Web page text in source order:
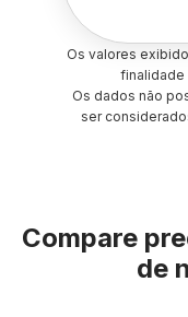
Os valores
finalidade
Os dados não
ser
Compare
de